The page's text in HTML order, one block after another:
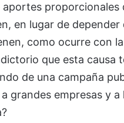
aportes proporcionales
en lugar de depender
como ocurre con
que esta causa
de una campaña
grandes empresas y a